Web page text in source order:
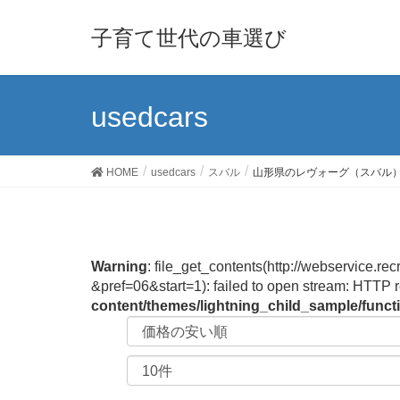
子育て世代の車選び
usedcars
HOME usedcars スバル 山形県のレヴォーグ（スバル
Warning: file_get_contents(http://
&pref=06&start=1): failed to open stream:
content/themes/lightning_child_sample/